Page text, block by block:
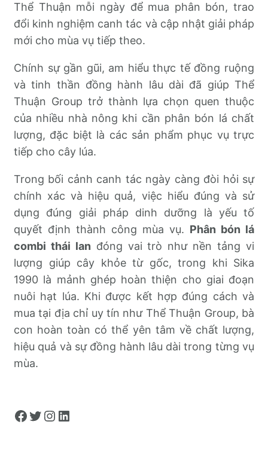
Thể Thuận mỗi ngày để mua phân bón, trao
đổi kinh nghiệm canh tác và cập nhật giải pháp
mới cho mùa vụ tiếp theo.
Chính sự gần gũi, am hiểu thực tế đồng ruộng
và tinh thần đồng hành lâu dài đã giúp Thể
Thuận Group trở thành lựa chọn quen thuộc
của nhiều nhà nông khi cần phân bón lá chất
lượng, đặc biệt là các sản phẩm phục vụ trực
tiếp cho cây lúa.
Trong bối cảnh canh tác ngày càng đòi hỏi sự
chính xác và hiệu quả, việc hiểu đúng và sử
dụng đúng giải pháp dinh dưỡng là yếu tố
quyết định thành công mùa vụ. Phân bón lá
combi thái lan đóng vai trò như nền tảng vi
lượng giúp cây khỏe từ gốc, trong khi Sika
1990 là mảnh ghép hoàn thiện cho giai đoạn
nuôi hạt lúa. Khi được kết hợp đúng cách và
mua tại địa chỉ uy tín như Thể Thuận Group, bà
con hoàn toàn có thể yên tâm về chất lượng,
hiệu quả và sự đồng hành lâu dài trong từng vụ
mùa.
Facebook Twitter Instagram LinkedIn